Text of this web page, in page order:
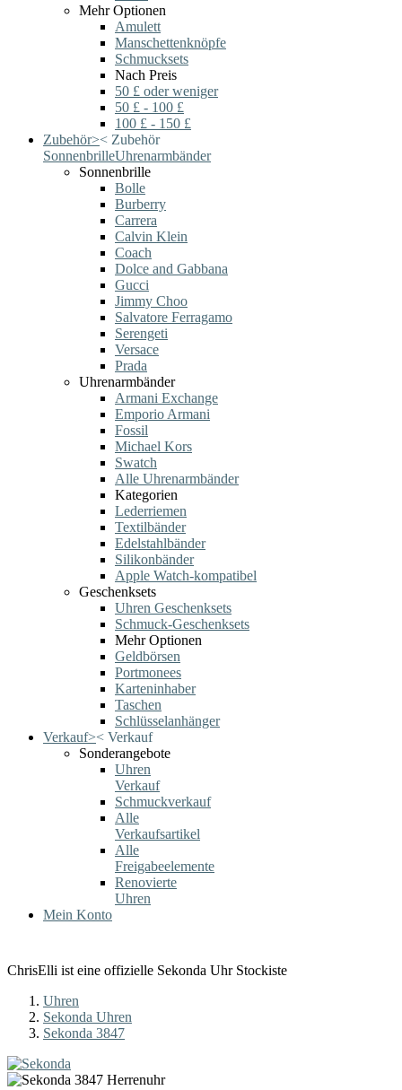
Mehr Optionen
Amulett
Manschettenknöpfe
Schmucksets
Nach Preis
50 £ oder weniger
50 £ - 100 £
100 £ - 150 £
Zubehör>< Zubehör
SonnenbrilleUhrenarmbänder
Sonnenbrille
Bolle
Burberry
Carrera
Calvin Klein
Coach
Dolce and Gabbana
Gucci
Jimmy Choo
Salvatore Ferragamo
Serengeti
Versace
Prada
Uhrenarmbänder
Armani Exchange
Emporio Armani
Fossil
Michael Kors
Swatch
Alle Uhrenarmbänder
Kategorien
Lederriemen
Textilbänder
Edelstahlbänder
Silikonbänder
Apple Watch-kompatibel
Geschenksets
Uhren Geschenksets
Schmuck-Geschenksets
Mehr Optionen
Geldbörsen
Portmonees
Karteninhaber
Taschen
Schlüsselanhänger
Verkauf>< Verkauf
Sonderangebote
Uhren
Verkauf
Schmuckverkauf
Alle
Verkaufsartikel
Alle
Freigabeelemente
Renovierte
Uhren
Mein Konto
ChrisElli ist eine offizielle Sekonda Uhr Stockiste
Uhren
Sekonda Uhren
Sekonda 3847